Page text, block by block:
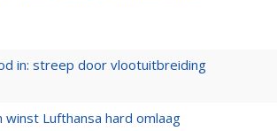
in: streep door vlootuitbreiding
Lufthansa hard omlaag